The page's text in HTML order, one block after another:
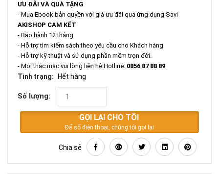
ƯU ĐÃI VÀ QUÀ TẶNG
- Mua Ebook bản quyền với giá ưu đãi qua ứng dụng Savi
AKISHOP CAM KẾT
- Bảo hành 12 tháng
- Hỗ trợ tìm kiếm sách theo yêu cầu cho Khách hàng
- Hỗ trợ kỹ thuật và sử dụng phần mềm trọn đời.
- Mọi thắc mắc vui lòng liên hệ Hotline: 0856 87 88 89
Tình trạng: Hết hàng
Số lượng:
GỌI LẠI CHO TÔI
Để số điện thoại, chúng tôi gọi lại
Chia sẻ